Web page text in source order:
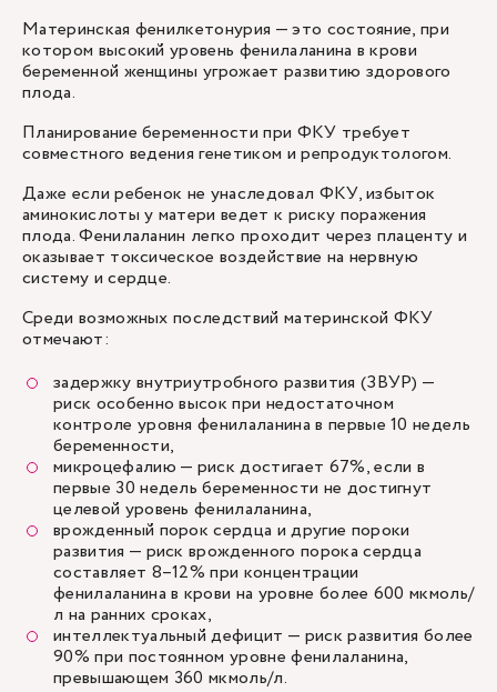
Материнская фенилкетонурия — это состояние, при
котором высокий уровень фенилаланина в крови
беременной женщины угрожает развитию здорового
плода.
Планирование беременности при ФКУ требует
совместного ведения генетиком ирепродуктологом.
Даже если ребенок не унаследовал ФКУ, избыток
аминокислоты у матери ведет к риску поражения
плода. Фенилаланин легко проходит через плаценту и
оказывает токсическое воздействие на нервную
систему и сердце.
Среди возможных последствий материнской ФКУ
отмечают:
задержку внутриутробного развития (ЗВУР) —
риск особенно высок при недостаточном
контроле уровня фенилаланина в первые 10 недель
беременности,
микроцефалию — риск достигает 67%, если в
первые 30 недель беременности не достигнут
целевой уровень фенилаланина,
врожденный порок сердца и другие пороки
развития — риск врожденного порока сердца
составляет 8–12% при концентрации
фенилаланина в крови на уровне более 600 мкмоль/
л на ранних сроках,
интеллектуальный дефицит — риск развития более
90% при постоянном уровне фенилаланина,
превышающем 360 мкмоль/л.